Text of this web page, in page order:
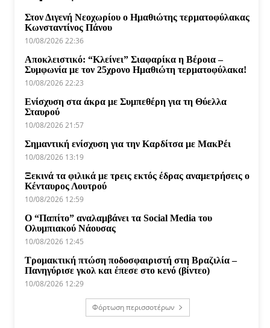
Στον Διγενή Νεοχωρίου ο Ημαθιώτης τερματοφύλακας
Κωνσταντίνος Πάνου
10/08/2026 22:36
Αποκλειστικό: “Κλείνει” Σιαφαρίκα η Βέροια –
Συμφωνία με τον 25χρονο Ημαθιώτη τερματοφύλακα!
10/08/2026 22:23
Ενίσχυση στα άκρα με Συμπεθέρη για τη Θύελλα
Σταυρού
10/08/2026 21:57
Σημαντική ενίσχυση για την Καρδίτσα με ΜακΡέι
10/08/2026 13:19
Ξεκινά τα φιλικά με τρεις εκτός έδρας αναμετρήσεις ο
Κένταυρος Λουτρού
10/08/2026 12:59
Ο “Παπίτο” αναλαμβάνει τα Social Media του
Ολυμπιακού Νάουσας
10/08/2026 12:45
Τρομακτική πτώση ποδοσφαιριστή στη Βραζιλία –
Πανηγύρισε γκολ και έπεσε στο κενό (βίντεο)
10/08/2026 12:29
Φόρτωση περισσοτέρων